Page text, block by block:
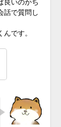
良いのかち
話で質問し
です。